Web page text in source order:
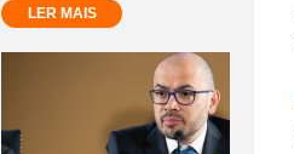
LER MAIS